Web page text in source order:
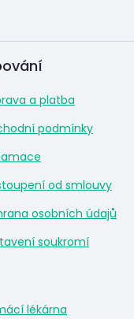
lékárna
a platba
podmínky
od smlouvy
osobních údajů
soukromí